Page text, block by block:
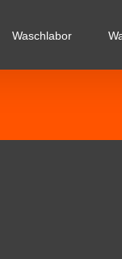
Waschlabor